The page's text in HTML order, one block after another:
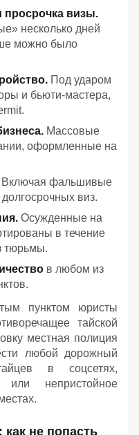
просрочка визы.
несколько дней
можно было
Под ударом
и бьюти-мастера,
Массовые
оформленные на
Включая фальшивые
виз.
Осужденные на
в течение
тюрьмы.
в любом из
пунктом юристы
тайской
местная полиция
любой дорожный
в соцсетях,
непристойное
как не попасть